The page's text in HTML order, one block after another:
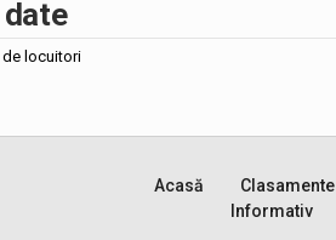
de locuitori
Acasă Clasamente
Informativ